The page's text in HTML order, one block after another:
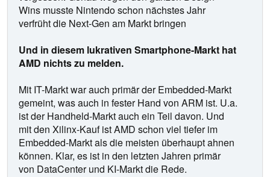
Wins musste Nintendo schon nächstes Jahr
verfrüht die Next-Gen am Markt bringen
Und in diesem lukrativen Smartphone-Markt hat
AMD nichts zu melden.
Mit IT-Markt war auch primär der Embedded-Markt
gemeint, was auch in fester Hand von ARM ist. U.a.
ist der Handheld-Markt auch ein Teil davon. Und
mit den Xilinx-Kauf ist AMD schon viel tiefer im
Embedded-Markt als die meisten überhaupt ahnen
können. Klar, es ist in den letzten Jahren primär
von DataCenter und KI-Markt die Rede.